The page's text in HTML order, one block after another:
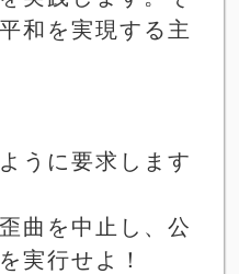
和を実現する主
うに要求します
曲を中止し、公
実行せよ！